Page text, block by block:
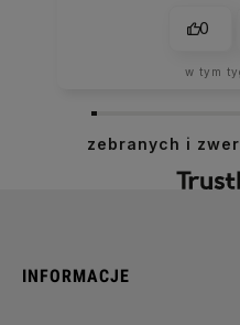
0
w tym
zebranych i
INFORMACJE